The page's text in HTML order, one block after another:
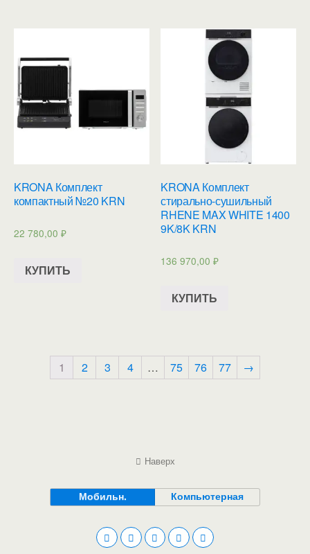
KRONA Комплект
компактный №20 KRN
22 780,00 ₽
КУПИТЬ
KRONA Комплект
стирально-сушильный
RHENE MAX WHITE 1400
9K/8K KRN
136 970,00₽
КУПИТЬ
1 2 3 4 … 75 76 77 →
Наверх
Мобильн. Компьютерная